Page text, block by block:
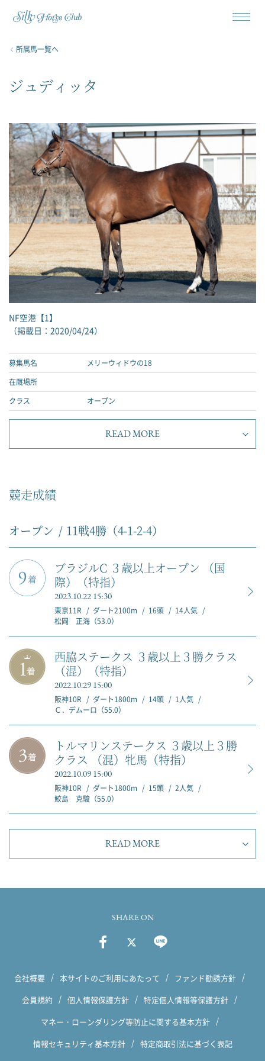
所属馬一覧へ
ジュディッタ
NF空港【1】
（掲載日：2020/04/24）
募集馬名
メリーウィドウの18
在厩場所
クラス
オープン
READ MORE
競走成績
オープン 11戦4勝（4-1-2-4）
ブラジルC ３歳以上オープン （国
際）（特指）
2023.10.22 15:30
東京11R ダート2100m 16頭
14人気
松岡 正海（53.0）
西脇ステークス ３歳以上３勝クラス
（混）（特指）
2022.10.29 15:00
阪神10R ダート1800m 14頭
1人気
Ｃ．デムーロ（55.0）
トルマリンステークス ３歳以上３勝
クラス （混）牝馬（特指）
2022.10.09 15:00
阪神10R ダート1800m 15頭
2人気
鮫島 克駿（55.0）
READ MORE
SHARE ON
会社概要 本サイトのご利用にあたって
ファンド勧誘方針
会員規約
個人情報保護方針
特定個人情報等保護方針
マネー・ローンダリング等防止に関する基本方針
情報セキュリティ基本方針
特定商取引法に基づく表記